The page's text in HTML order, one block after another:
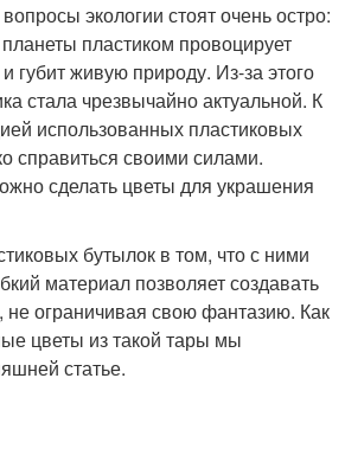
экологии стоят очень остро:
пластиком провоцирует
губит живую природу. Из-за этого
стала чрезвычайно актуальной. К
использованных пластиковых
справиться своими силами.
сделать цветы для украшения
бутылок в том, что с ними
материал позволяет создавать
не ограничивая свою фантазию. Как
цветы из такой тары мы
статье.